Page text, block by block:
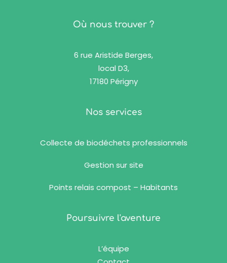
Où nous trouver ?
6 rue Aristide Berges,
local D3,
17180 Périgny
Nos services
Collecte de biodéchets professionnels
Gestion sur site
Points relais compost – Habitants
Poursuivre l'aventure
L’équipe